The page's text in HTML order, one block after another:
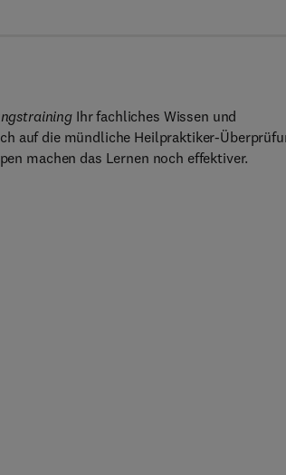
Ihr fachliches Wissen und
auf die mündliche Heilpraktiker-
machen das Lernen noch effektiver.